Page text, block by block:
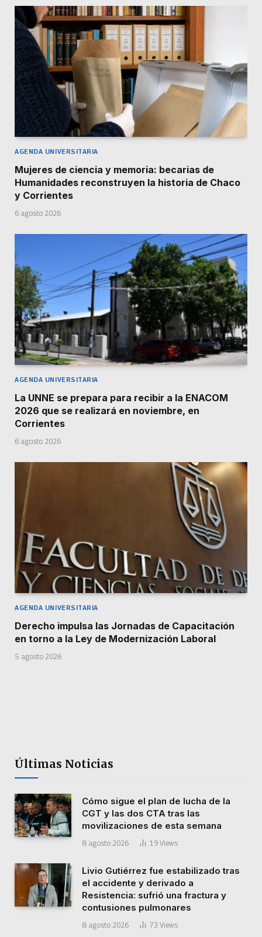
AGENDA UNIVERSITARIA
Mujeres de ciencia y memoria: becarias de
Humanidades reconstruyen la historia de Chaco
y Corrientes
6 agosto 2026
AGENDA UNIVERSITARIA
La UNNE se prepara para recibir a la ENACOM
2026 que se realizará en noviembre, en
Corrientes
6 agosto 2026
AGENDA UNIVERSITARIA
Derecho impulsa las Jornadas de Capacitación
en torno a la Ley de Modernización Laboral
5 agosto 2026
Últimas Noticias
Cómo sigue el plan de lucha de la
CGT y las dos CTA tras las
movilizaciones de esta semana
8 agosto 2026 19 Views
Livio Gutiérrez fue estabilizado tras
el accidente y derivado a
Resistencia: sufrió una fractura y
contusiones pulmonares
8 agosto 2026 73 Views